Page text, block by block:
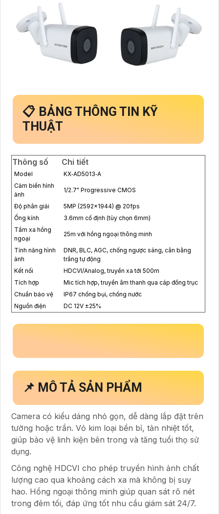
📋 BẢNG THÔNG TIN KỸ
THUẬT
Thông số Chi tiết
Model
KX‑AD5013‑A
Cảm biến hình
ảnh
1/2.7" Progressive CMOS
Độ phân giải
5MP (2592×1944) @ 20fps
Ống kính
3.6mm cố định (tùy chọn 6mm)
Tầm xa hồng
ngoại
25m với hồng ngoại thông minh
Tính năng hình
ảnh
DNR, BLC, AGC, chống ngược sáng, cân bằng
trắng tự động
Kết nối
HDCVI/Analog, truyền xa tới 500m
Tích hợp
Mic tích hợp, truyền âm thanh qua cáp đồng trục
Chuẩn bảo vệ
IP67 chống bụi, chống nước
Nguồn điện
DC 12V ±25%
📌 MÔ TẢ SẢN PHẨM
Camera có kiểu dáng nhỏ gọn, dễ dàng lắp đặt trên
tường hoặc trần. Vỏ kim loại bền bỉ, tản nhiệt tốt,
giúp bảo vệ linh kiện bên trong và tăng tuổi thọ sử
dụng.
Công nghệ HDCVI cho phép truyền hình ảnh chất
lượng cao qua khoảng cách xa mà không bị suy
hao. Hồng ngoại thông minh giúp quan sát rõ nét
trong đêm tối, đáp ứng tốt nhu cầu giám sát 24/7.